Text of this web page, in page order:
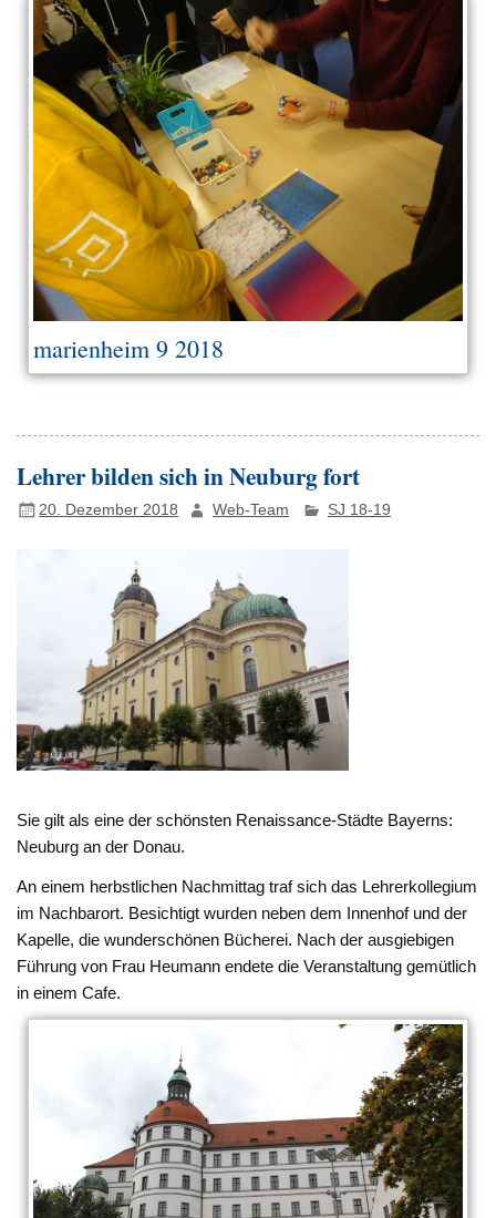
marienheim 9 2018
Lehrer bilden sich in Neuburg fort
20. Dezember 2018 Web-Team SJ 18-19
Sie gilt als eine der schönsten Renaissance-Städte Bayerns:
Neuburg an der Donau.
An einem herbstlichen Nachmittag traf sich das Lehrerkollegium
im Nachbarort. Besichtigt wurden neben dem Innenhof und der
Kapelle, die wunderschönen Bücherei. Nach der ausgiebigen
Führung von Frau Heumann endete die Veranstaltung gemütlich
in einem Cafe.